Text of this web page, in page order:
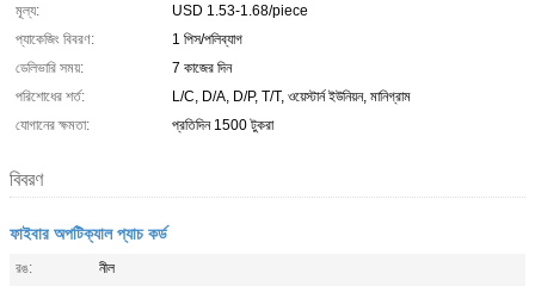
মূল্য:
USD 1.53-1.68/piece
প্যাকেজিং বিবরণ:
1 পিস/পলিব্যাগ
ডেলিভারি সময়:
7 কাজের দিন
পরিশোধের শর্ত:
L/C, D/A, D/P, T/T, ওয়েস্টার্ন ইউনিয়ন, মানিগ্রাম
যোগানের ক্ষমতা:
প্রতিদিন 1500 টুকরা
বিবরণ
ফাইবার অপটিক্যাল প্যাচ কর্ড
রঙ:
নীল